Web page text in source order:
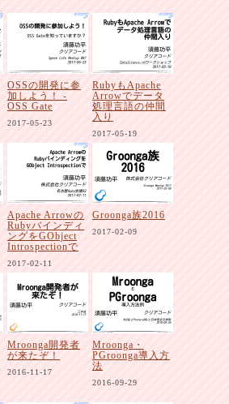
OSSの開発に参
加しよう！ -
OSS Gate
2017-05-23
RubyもApache
Arrowでデータ
処理言語の仲間
入り
2017-05-19
Apache Arrowの
Rubyバインディ
ングをGObject
Introspectionで
2017-02-11
Groonga族2016
2017-02-09
Mroonga開発者
が来たぞ！
2016-11-17
Mroonga・
PGroonga導入方
法
2016-09-29